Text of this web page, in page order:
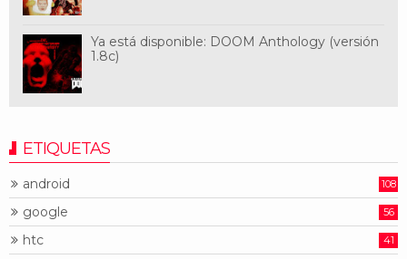
Ya está disponible: DOOM Anthology (versión
1.8c)
ETIQUETAS
android 108
google 56
htc 41